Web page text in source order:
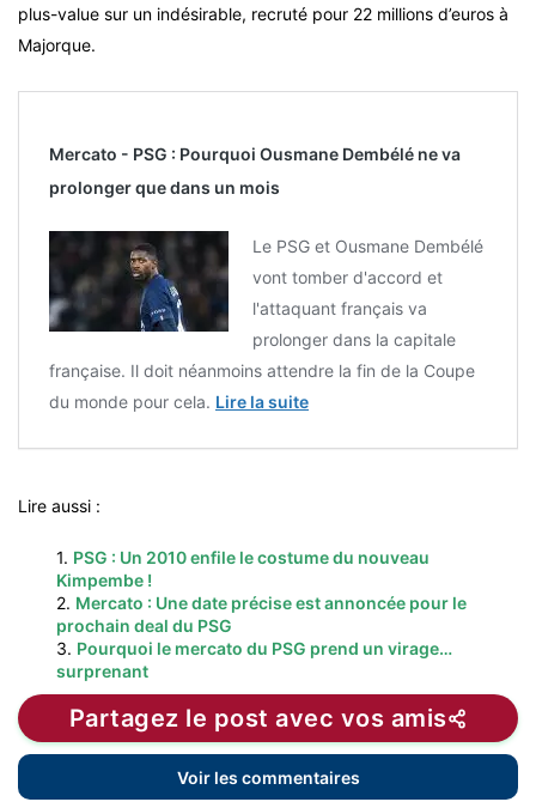
plus-value sur un indésirable, recruté pour 22 millions d’euros à
Majorque.
Mercato - PSG : Pourquoi Ousmane Dembélé ne va
prolonger que dans un mois
Le PSG et Ousmane Dembélé
vont tomber d'accord et
l'attaquant français va
prolonger dans la capitale
française. Il doit néanmoins attendre la fin de la Coupe
du monde pour cela. Lire la suite
Lire aussi :
1. PSG : Un 2010 enfile le costume du nouveau
Kimpembe !
2. Mercato : Une date précise est annoncée pour le
prochain deal du PSG
3. Pourquoi le mercato du PSG prend un virage…
surprenant
Partagez le post avec vos amis
Voir les commentaires